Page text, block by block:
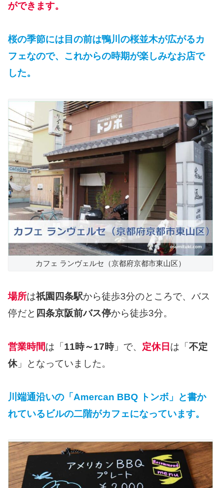
ができます。
桜の季節には目の前は鴨川の桜並木が広がるカ
フェなので、これからの時期が楽しみなお店で
した。
カフェ ランヴェルセ（京都府京都市東山区）
場所は祇園四条駅から徒歩3分のところで、バス
停だと 四条京阪前バス停から徒歩3分。
営業時間は「 11時～17時」で、 定休日 は「 不定
休」となっていました。
川端通沿いの「Amercan BBQ トンボ」と書か
れているビルの二階がカフェになっています。